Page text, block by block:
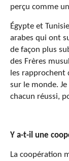
perçu comme
Égypte et
arabes qui ont
de façon plus
des Frères
les
sur le monde.
chacun réussi,
Y a-t-il une
La coopération